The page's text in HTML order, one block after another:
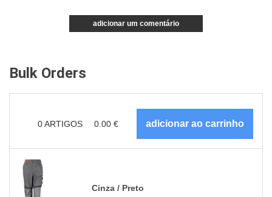
adicionar um comentário
Bulk Orders
0ARTIGOS 0.00 €
Cinza / Preto